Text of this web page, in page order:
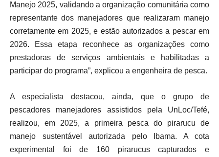
Manejo 2025, validando a organização comunitária como
representante dos manejadores que realizaram manejo
corretamente em 2025, e estão autorizados a pescar em
2026. Essa etapa reconhece as organizações como
prestadoras de serviços ambientais e habilitadas a
participar do programa”, explicou a engenheira de pesca.
A especialista destacou, ainda, que o grupo de
pescadores manejadores assistidos pela UnLoc/Tefé,
realizou, em 2025, a primeira pesca do pirarucu de
manejo sustentável autorizada pelo Ibama. A cota
experimental foi de 160 pirarucus capturados e